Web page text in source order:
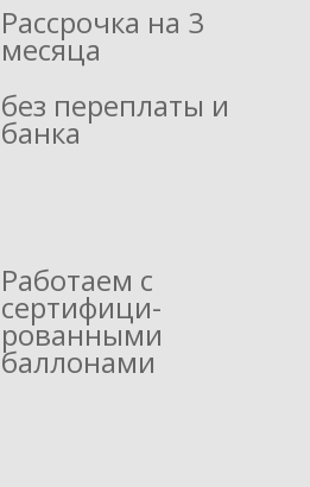
Рассрочка на 3
месяца
без переплаты и
банка
Работаем с
сертифици­
рованными
баллонами